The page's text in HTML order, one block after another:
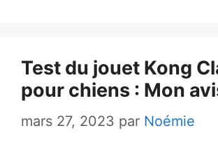
Test du jouet Kong
pour chiens : Mon
mars 27, 2023 par Noémie